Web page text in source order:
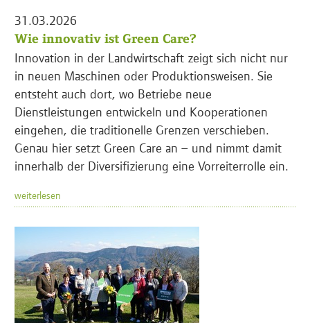
31.03.2026
Wie innovativ ist Green Care?
Innovation in der Landwirtschaft zeigt sich nicht nur
in neuen Maschinen oder Produktionsweisen. Sie
entsteht auch dort, wo Betriebe neue
Dienstleistungen entwickeln und Kooperationen
eingehen, die traditionelle Grenzen verschieben.
Genau hier setzt Green Care an – und nimmt damit
innerhalb der Diversifizierung eine Vorreiterrolle ein.
weiterlesen